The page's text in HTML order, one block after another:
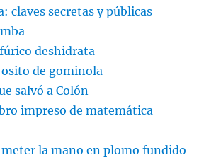
claves secretas y públicas
deshidrata
osito de gominola
salvó a Colón
impreso de matemática
meter la mano en plomo fundido